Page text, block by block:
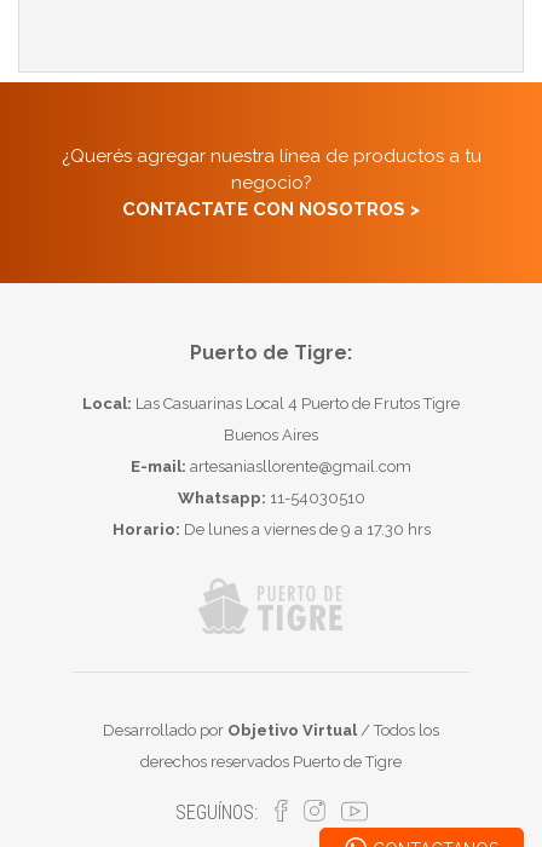
¿Querés agregar nuestra línea de productos a tu
negocio?
CONTACTATE CON NOSOTROS >
Puerto de Tigre:
Local: Las Casuarinas Local 4 Puerto de Frutos Tigre
Buenos Aires
E-mail: artesaniasllorente@gmail.com
Whatsapp: 11-54030510
Horario: De lunes a viernes de 9 a 17.30 hrs
Desarrollado por Objetivo Virtual/ Todos los
derechos reservados Puerto de Tigre
SEGUÍNOS: